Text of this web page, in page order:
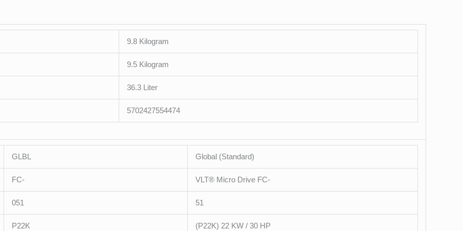
9.8 Kilogram
9.5 Kilogram
36.3 Liter
5702427554474
GLBL Global (Standard)
FC- VLT® Micro Drive FC-
051 51
P22K (P22K) 22 KW / 30 HP